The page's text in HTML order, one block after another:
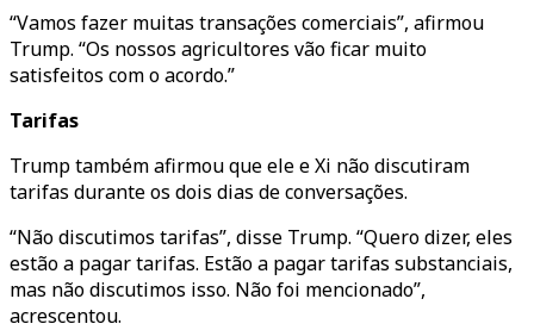
“Vamos fazer muitas transações comerciais”, afirmou
Trump. “Os nossos agricultores vão ficar muito
satisfeitos com o acordo.”
Tarifas
Trump também afirmou que ele e Xi não discutiram
tarifas durante os dois dias de conversações.
“Não discutimos tarifas”, disse Trump. “Quero dizer, eles
estão a pagar tarifas. Estão a pagar tarifas substanciais,
mas não discutimos isso. Não foi mencionado”,
acrescentou.